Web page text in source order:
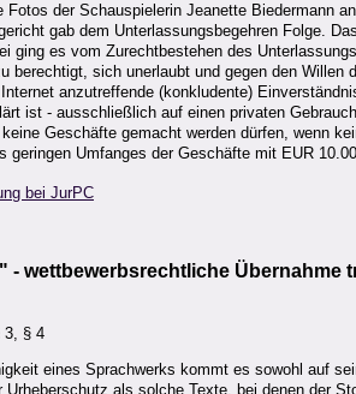
Fotos der Schauspielerin Jeanette Biedermann
gab dem Unterlassungsbegehren Folge.
ging es vom Zurechtbestehen des
berechtigt, sich unerlaubt und gegen den
anzutreffende (konkludente)
ist - ausschließlich auf einen privaten
Geschäfte gemacht werden dürfen, wenn
geringen Umfanges der Geschäfte mit EUR
bei JurPC
- wettbewerbsrechtliche
3, § 4
eines Sprachwerks kommt es sowohl auf
Urheberschutz als solche Texte, bei denen der